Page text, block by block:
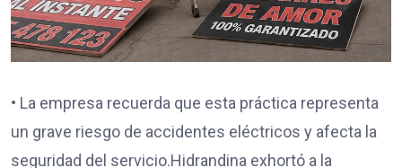
• La empresa recuerda que esta práctica representa
un grave riesgo de accidentes eléctricos y afecta la
seguridad del servicio.Hidrandina exhortó a la